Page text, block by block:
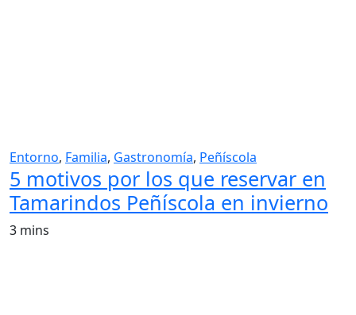
Entorno, Familia, Gastronomía, Peñíscola
5 motivos por los que reservar en
Tamarindos Peñíscola en invierno
3 mins